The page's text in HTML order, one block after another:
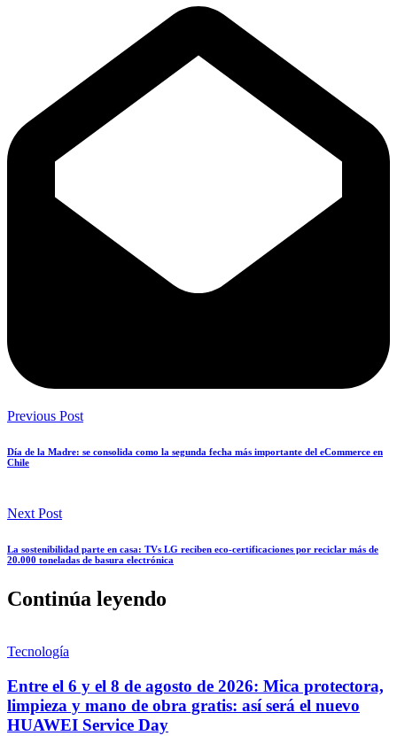
Previous Post
Día de la Madre: se consolida como la segunda fecha más importante del eCommerce en
Chile
Next Post
La sostenibilidad parte en casa: TVs LG reciben eco-certificaciones por reciclar más de
20.000 toneladas de basura electrónica
Continúa leyendo
Tecnología
Entre el 6 y el 8 de agosto de 2026: Mica protectora,
limpieza y mano de obra gratis: así será el nuevo
HUAWEI Service Day